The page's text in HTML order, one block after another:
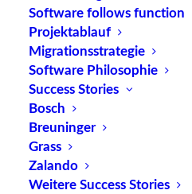
Software follows function
Projektablauf
Migrationsstrategie
Software Philosophie
Success Stories
Bosch
Breuninger
Grass
Zalando
Weitere Success Stories
(engl.Loading rack) ist eine
Überbrücken von Niveau-
dem festen Teil einer
Transportfahrzeug (Lkw).
Quelle: logipedia /